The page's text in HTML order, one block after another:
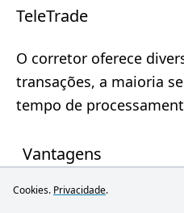
TeleTrade
O corretor oferece
transações, a maioria
tempo de
Vantagens
Ampla escolha de
Cookies. Privacidade.